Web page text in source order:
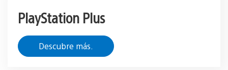
PlayStation Plus
Descubre más.